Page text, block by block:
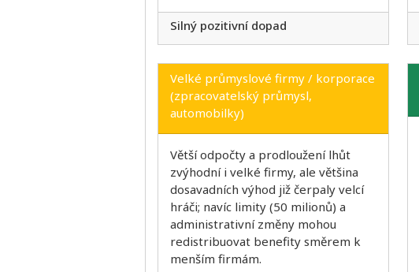
Silný pozitivní dopad
Velké průmyslové firmy / korporace
(zpracovatelský průmysl,
automobilky)
Větší odpočty a prodloužení lhůt
zvýhodní i velké firmy, ale většina
dosavadních výhod již čerpaly velcí
hráči; navíc limity (50 milionů) a
administrativní změny mohou
redistribuovat benefity směrem k
menším firmám.